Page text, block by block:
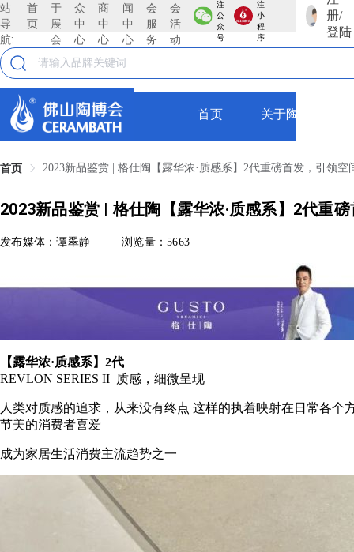
站
导
航:
首
页
于
展
会
众
中
心
商
中
心
闻
中
心
会
服
务
会
活
动
注
公
众
号
注
小
程
序
册/
登陆
首页 关于陶博会
首页 2023新品鉴赏 | 格仕陶【露华浓·质感系】2代重磅首发，引领空
2023新品鉴赏 | 格仕陶【露华浓·质感系】2代重
发布媒体：谭翠静 浏览量：5663
【露华浓·质感系】2代
REVLON SERIES II 质感，细微呈现
人类对质感的追求，从来没有终点 这样的执着映射在日常各个
节美的消费者喜爱
成为家居生活消费主流趋势之一